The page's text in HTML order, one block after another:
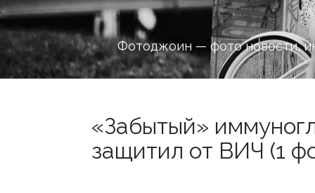
Фотоджоин — фото новости,
«Забытый»
защитил от ВИЧ (1